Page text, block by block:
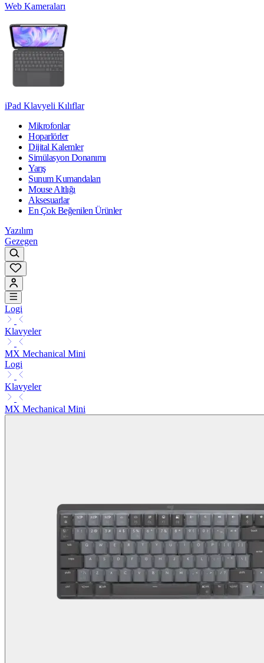
Web Kameraları
iPad Klavyeli Kılıflar
Mikrofonlar
Hoparlörler
Dijital Kalemler
Simülasyon Donanımı
Yarış
Sunum Kumandaları
Mouse Altlığı
Aksesuarlar
En Çok Beğenilen Ürünler
Yazılım
Gezegen
Logi
Klavyeler
MX Mechanical Mini
Logi
Klavyeler
MX Mechanical Mini